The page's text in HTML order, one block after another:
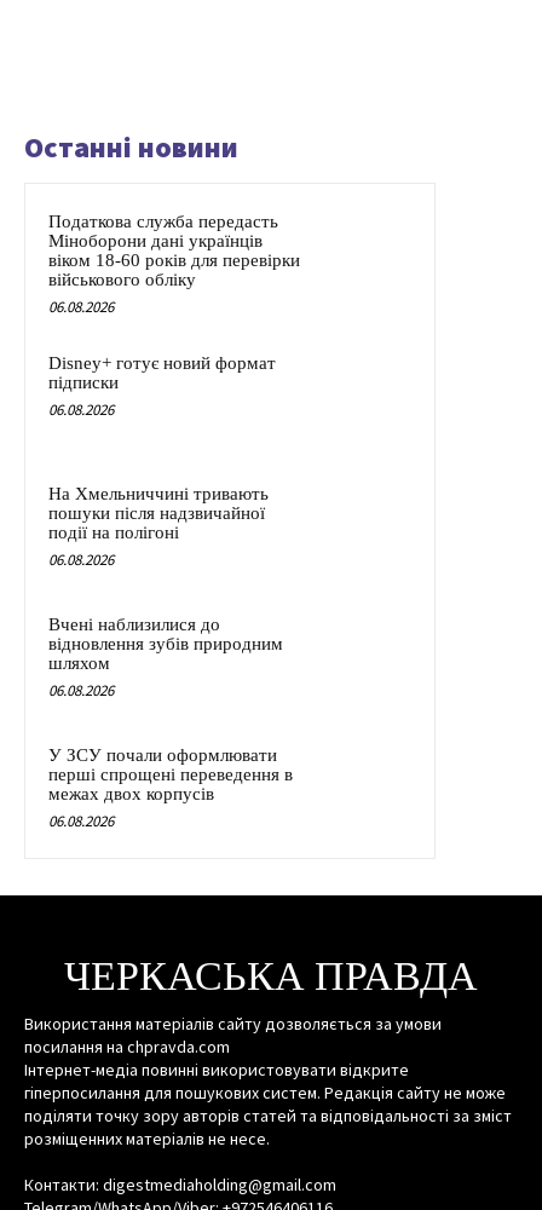
Останні новини
Податкова служба передасть
Міноборони дані українців
віком 18-60 років для перевірки
військового обліку
06.08.2026
Disney+ готує новий формат
підписки
06.08.2026
На Хмельниччині тривають
пошуки після надзвичайної
події на полігоні
06.08.2026
Вчені наблизилися до
відновлення зубів природним
шляхом
06.08.2026
У ЗСУ почали оформлювати
перші спрощені переведення в
межах двох корпусів
06.08.2026
ЧЕРКАСЬКА ПРАВДА
Використання матеріалів сайту дозволяється за умови
посилання на chpravda.com
Інтернет-медіа повинні використовувати відкрите
гіперпосилання для пошукових систем. Редакція сайту не може
поділяти точку зору авторів статей та відповідальності за зміст
розміщенних матеріалів не несе.
Контакти: digestmediaholding@gmail.com